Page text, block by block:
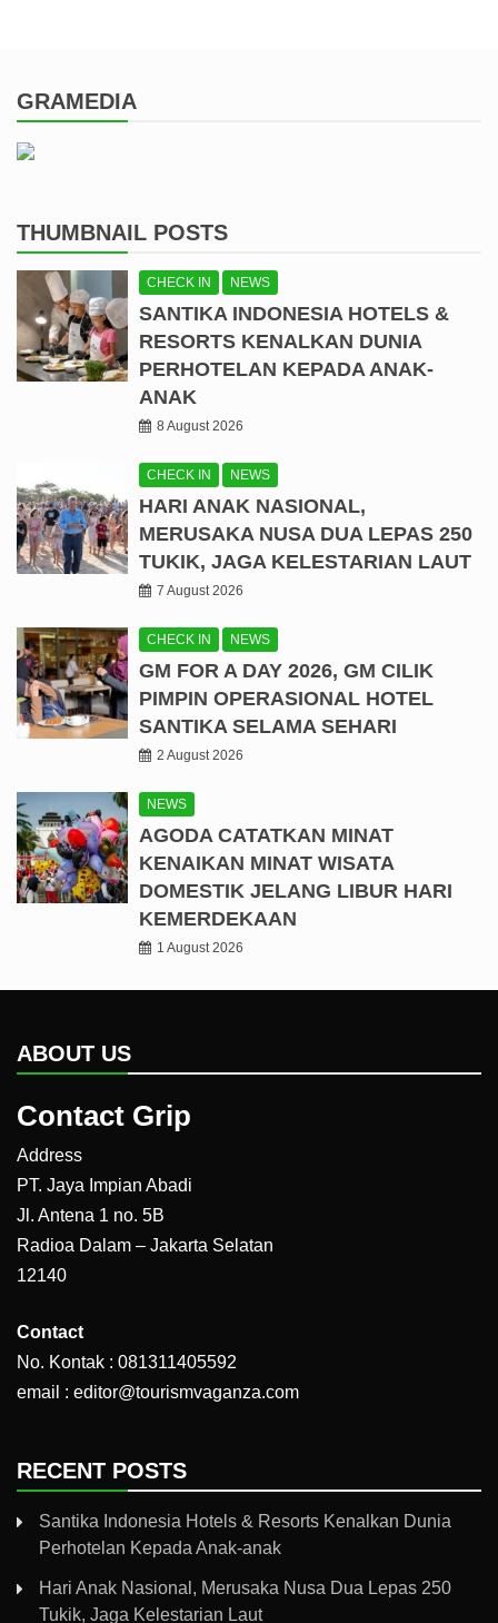
GRAMEDIA
THUMBNAIL POSTS
CHECK IN NEWS
SANTIKA INDONESIA HOTELS &
RESORTS KENALKAN DUNIA
PERHOTELAN KEPADA ANAK-
ANAK
8 August 2026
CHECK IN NEWS
HARI ANAK NASIONAL,
MERUSAKA NUSA DUA LEPAS 250
TUKIK, JAGA KELESTARIAN LAUT
7 August 2026
CHECK IN NEWS
GM FOR A DAY 2026, GM CILIK
PIMPIN OPERASIONAL HOTEL
SANTIKA SELAMA SEHARI
2 August 2026
NEWS
AGODA CATATKAN MINAT
KENAIKAN MINAT WISATA
DOMESTIK JELANG LIBUR HARI
KEMERDEKAAN
1 August 2026
ABOUT US
Contact Grip
Address
PT. Jaya Impian Abadi
Jl. Antena 1 no. 5B
Radioa Dalam – Jakarta Selatan
12140
Contact
No. Kontak : 081311405592
email : editor@tourismvaganza.com
RECENT POSTS
Santika Indonesia Hotels & Resorts Kenalkan Dunia
Perhotelan Kepada Anak-anak
Hari Anak Nasional, Merusaka Nusa Dua Lepas 250
Tukik, Jaga Kelestarian Laut